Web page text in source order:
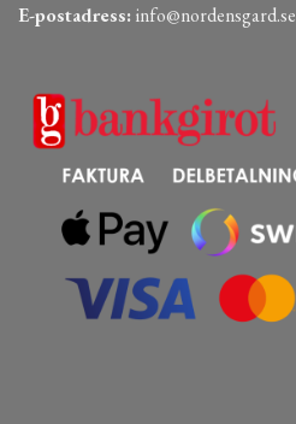
E-postadress: info@nordensgard.se